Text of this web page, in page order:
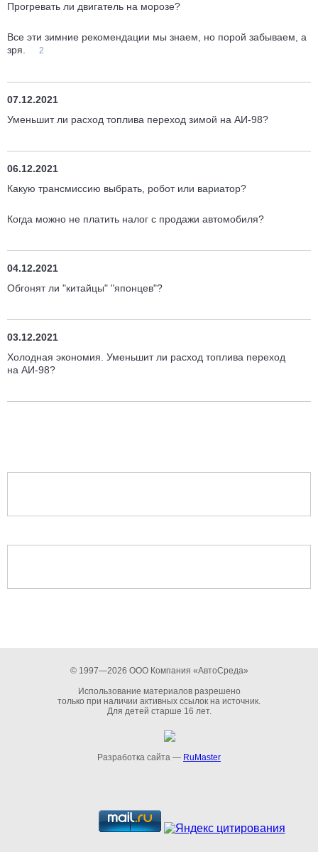
Прогревать ли двигатель на морозе?
Все эти зимние рекомендации мы знаем, но порой забываем, а
зря.
2
07.12.2021
Уменьшит ли расход топлива переход зимой на АИ-98?
06.12.2021
Какую трансмиссию выбрать, робот или вариатор?
Когда можно не платить налог с продажи автомобиля?
04.12.2021
Обгонят ли "китайцы" "японцев"?
03.12.2021
Холодная экономия. Уменьшит ли расход топлива переход
на АИ-98?
© 1997—2026 ООО Компания «АвтоСреда»
Использование материалов разрешено
только при наличии активных ссылок на источник.
Для детей старше 16 лет.
Разработка сайта — RuMaster